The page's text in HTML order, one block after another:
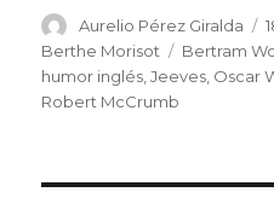
Autor
Aurelio Pérez Giralda
Berthe Morisot
Etiquetas
Bertram
humor inglés ,Jeeves Oscar
Robert McCrumb